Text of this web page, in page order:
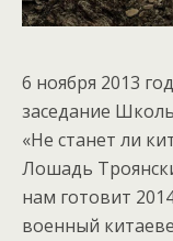
6 ноября 2013
заседание
«Не станет ли
Лошадь
нам готовит
военный